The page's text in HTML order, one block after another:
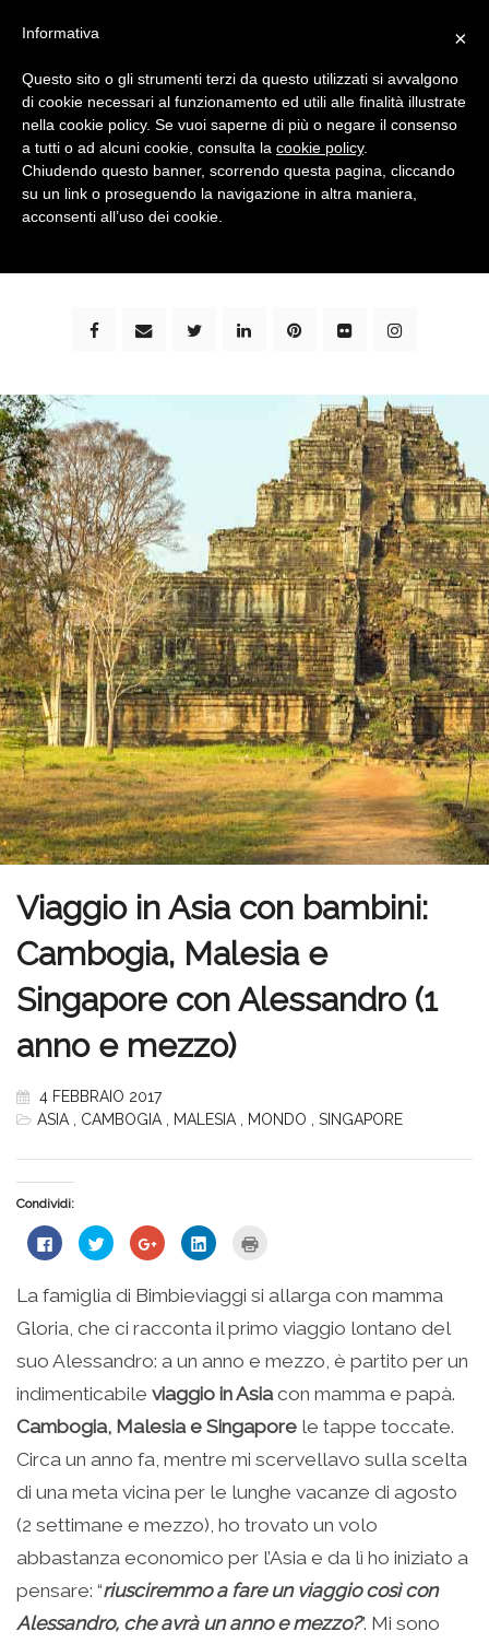
bimbi e viaggi - family travel blog: community #1 in
Viaggio in Asia con bambini:
Cambogia, Malesia e
Singapore con Alessandro (1
anno e mezzo)
4 FEBBRAIO 2017
ASIA
CAMBOGIA MALESIA MONDO SINGAPORE
Condividi:
Fai
clic
su
Facebook
(Si
apre
una
nuova
finestra)
Fai
clic
condividere
su
Twitter
(Si
in
una
nuova
finestra)
Fai
clic
condividere
su
Google+
(Si
in
una
nuova
finestra)
Fai
clic
condividere
su
LinkedIn
(Si
apre
in
una
nuova
finestra)
stampare
(Si
in
nuova
finestra)
La famiglia di Bimbieviaggi si allarga con mamma
Gloria, che ci racconta il primo viaggio lontano del
suo Alessandro: a un anno e mezzo, è partito per un
indimenticabile viaggio in Asiacon mamma e papà.
Cambogia, Malesia e Singapore le tappe toccate.
Circa un anno fa, mentre mi scervellavo sulla scelta
di una meta vicina per le lunghe vacanze di agosto
(2 settimane e mezzo), ho trovato un volo
abbastanza economico per l’Asia e da lì ho iniziato a
pensare: “riusciremmo a fare un viaggio così con
Alessandro, che avrà un anno e mezzo?”. Mi sono
×
Informativa
Questo sito o gli strumenti terzi da questo utilizzati si avvalgono
di cookie necessari al funzionamento ed utili alle finalità illustrate
nella cookie policy. Se vuoi saperne di più o negare il consenso
a tutti o ad alcuni cookie, consulta la cookie policy.
Chiudendo questo banner, scorrendo questa pagina, cliccando
su un link o proseguendo la navigazione in altra maniera,
acconsenti all’uso dei cookie.